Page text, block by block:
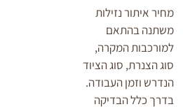
מחיר איתור נזילות
משתנה בהתאם
למורכבות המקרה,
סוג הצנרת, סוג הציוד
הנדרש וזמן העבודה.
בדרך כלל הבדיקה